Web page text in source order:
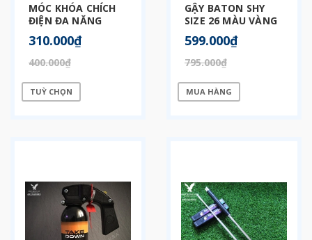
MÓC KHÓA CHÍCH
ĐIỆN ĐA NĂNG
310.000₫
400.000₫
TUỲ CHỌN
GẬY BATON SHY
SIZE 26 MÀU VÀNG
GOLD
599.000₫
795.000₫
MUA HÀNG